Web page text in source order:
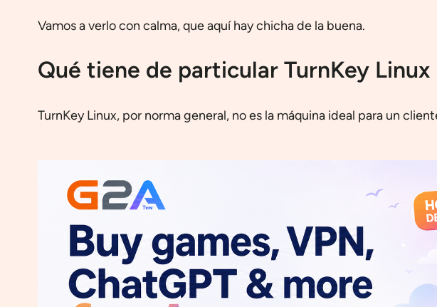
Vamos a verlo con calma, que aquí hay chicha de la buena.
Qué tiene de particular TurnKey
TurnKey Linux, por norma general, no es la máquina ideal para un